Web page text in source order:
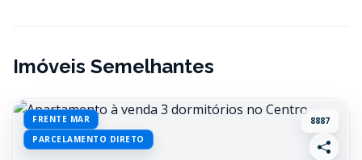
Imóveis Semelhantes
FRENTE MAR
PARCELAMENTO DIRETO
8887